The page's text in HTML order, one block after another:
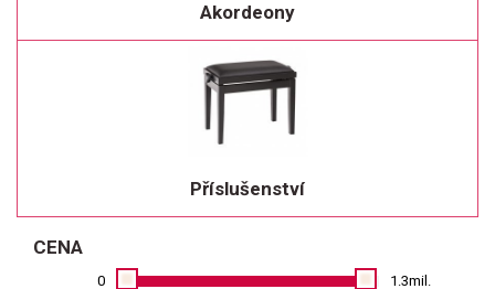
Akordeony
Příslušenství
CENA
0 1.3mil.